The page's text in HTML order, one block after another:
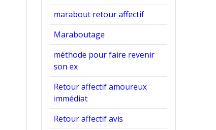
marabout retour affectif
Maraboutage
méthode pour faire revenir
son ex
Retour affectif amoureux
immédiat
Retour affectif avis